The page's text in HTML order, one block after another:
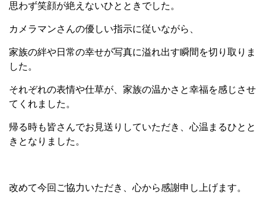
思わず笑顔が絶えないひとときでした。
カメラマンさんの優しい指示に従いながら、
家族の絆や日常の幸せが写真に溢れ出す瞬間を切り取りま
した。
それぞれの表情や仕草が、家族の温かさと幸福を感じさせ
てくれました。
帰る時も皆さんでお見送りしていただき、心温まるひとと
きとなりました。
改めて今回ご協力いただき、心から感謝申し上げます。